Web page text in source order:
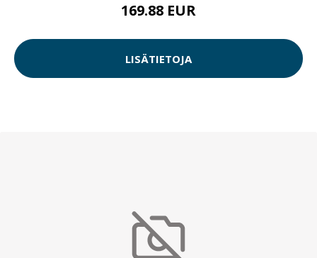
169.88 EUR
LISÄTIETOJA